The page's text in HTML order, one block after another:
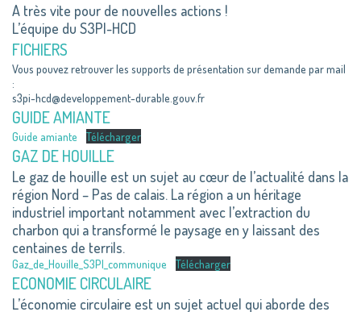
A très vite pour de nouvelles actions !
L’équipe du S3PI-HCD
FICHIERS
Vous pouvez retrouver les supports de présentation sur demande par mail
:
s3pi-hcd@developpement-durable.gouv.fr
GUIDE AMIANTE
Guide amiante Télécharger
GAZ DE HOUILLE
Le gaz de houille est un sujet au cœur de l’actualité dans la
région Nord – Pas de calais. La région a un héritage
industriel important notamment avec l’extraction du
charbon qui a transformé le paysage en y laissant des
centaines de terrils.
Gaz_de_Houille_S3PI_communique Télécharger
ECONOMIE CIRCULAIRE
L’économie circulaire est un sujet actuel qui aborde des